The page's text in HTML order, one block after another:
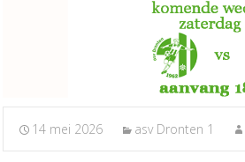
14 mei 2026 asv Dronten 1